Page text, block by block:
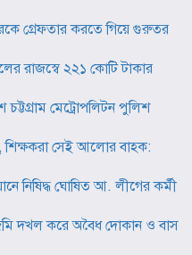
গ্রেফতার করতে গিয়ে গুরুতর
রাজস্বে ২২১ কোটি টাকার
চট্টগ্রাম মেট্রোপলিটন পুলিশ
শিক্ষকরা সেই আলোর বাহক:
নিষিদ্ধ ঘোষিত আ. লীগের কর্মী
দখল করে অবৈধ দোকান ও বাস